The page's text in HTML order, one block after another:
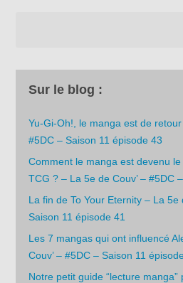
Sur le blog :
Yu-Gi-Oh!, le manga est de retour
#5DC – Saison 11 épisode 43
Comment le manga est devenu
TCG ? – La 5e de Couv’ – #5DC
La fin de To Your Eternity – La 5e
Saison 11 épisode 41
Les 7 mangas qui ont influencé
Couv’ – #5DC – Saison 11
Notre petit guide “lecture manga”